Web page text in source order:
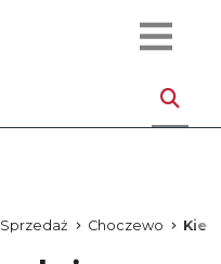
Sprzedaż Choczewo